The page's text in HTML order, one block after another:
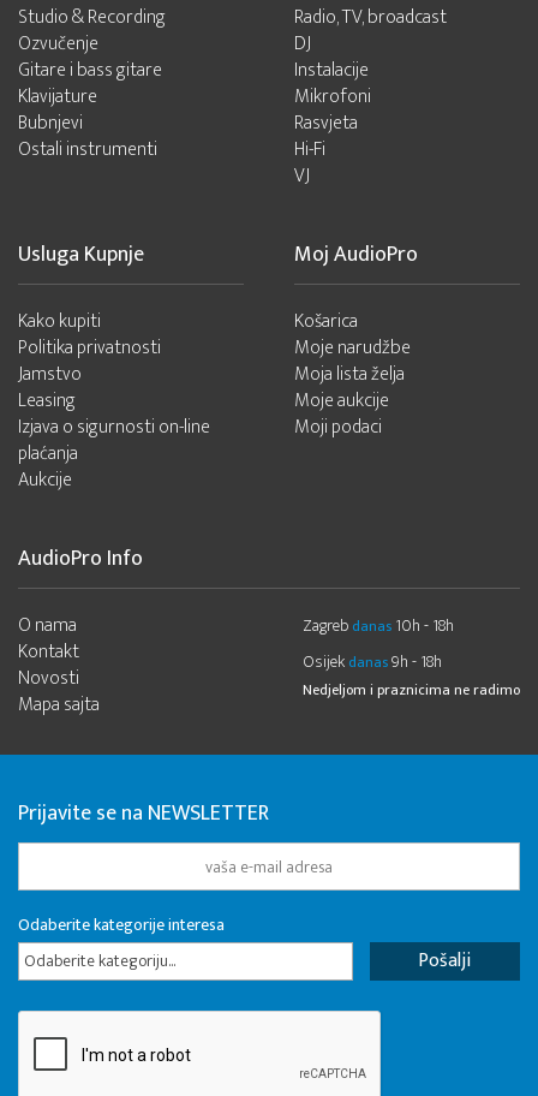
Studio & Recording
Ozvučenje
Gitare i bass gitare
Klavijature
Bubnjevi
Ostali instrumenti
Radio, TV, broadcast
DJ
Instalacije
Mikrofoni
Rasvjeta
Hi-Fi
VJ
Usluga Kupnje
Kako kupiti
Politika privatnosti
Jamstvo
Leasing
Izjava o sigurnosti on-line
plaćanja
Aukcije
Moj AudioPro
Košarica
Moje narudžbe
Moja lista želja
Moje aukcije
Moji podaci
AudioPro Info
O nama
Kontakt
Novosti
Mapa sajta
Zagreb danas 10h - 18h
Osijek danas9h - 18h
Nedjeljom i praznicima ne radimo
Prijavite se na NEWSLETTER
Odaberite kategorije interesa
Odaberite kategoriju...